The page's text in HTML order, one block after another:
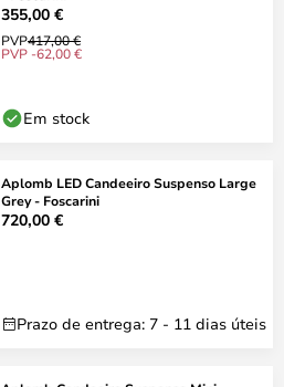
355,00 €
PVP417,00 €
PVP -62,00 €
Em stock
Aplomb LED Candeeiro Suspenso Large
Grey - Foscarini
720,00 €
Prazo de entrega: 7 - 11 dias úteis